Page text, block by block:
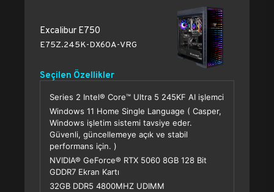
Excalibur E750
E75Z.245K-DX60A-VRG
Seçilen Özellikler
Series 2 Intel® Core™ Ultra 5 245KF AI işlemci
Windows 11 Home Single Language ( Casper,
Windows işletim sistemi tavsiye eder.
Güvenli, güncellemeye açık ve stabil
performans için. )
NVIDIA® GeForce® RTX 5060 8GB 128 Bit
GDDR7 Ekran Kartı
32GB DDR5 4800MHZ UDIMM